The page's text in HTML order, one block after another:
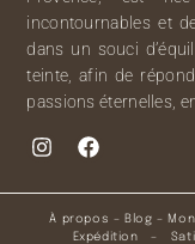
incontournables et
dans un souci
teinte, afin de
passions éternelles,
À propos – Blog –
Expédition –